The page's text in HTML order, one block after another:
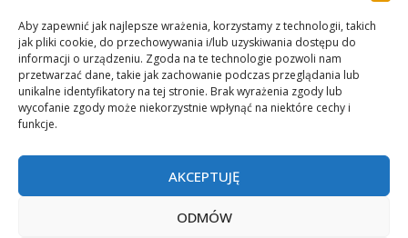
Aby zapewnić jak najlepsze wrażenia, korzystamy z technologii, takich
jak pliki cookie, do przechowywania i/lub uzyskiwania dostępu do
informacji o urządzeniu. Zgoda na te technologie pozwoli nam
przetwarzać dane, takie jak zachowanie podczas przeglądania lub
unikalne identyfikatory na tej stronie. Brak wyrażenia zgody lub
wycofanie zgody może niekorzystnie wpłynąć na niektóre cechy i
funkcje.
AKCEPTUJĘ
ODMÓW
Co zrobimy dla Ciebie:
projekty plakatów na zamówienie
wydrukuj swój plakat